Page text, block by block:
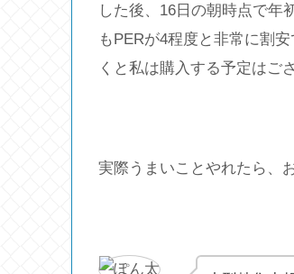
した後、16日の朝時点で年
もPERが4程度と非常に割
くと私は購入する予定はご
実際うまいことやれたら、